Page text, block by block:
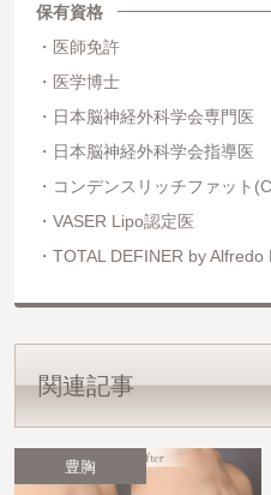
保有資格
医師免許
医学博士
日本脳神経外科学会専門医
日本脳神経外科学会指導医
コンデンスリッチファット
VASER Lipo認定医
TOTAL DEFINER by Alfredo
関連記事
豊胸